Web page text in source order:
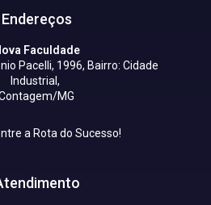
Endereços
Faculdade
Pacelli, 1996, Bairro: Cidade
Industrial,
MG
a Rota do Sucesso!